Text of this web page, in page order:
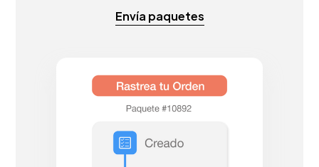
Envía paquetes